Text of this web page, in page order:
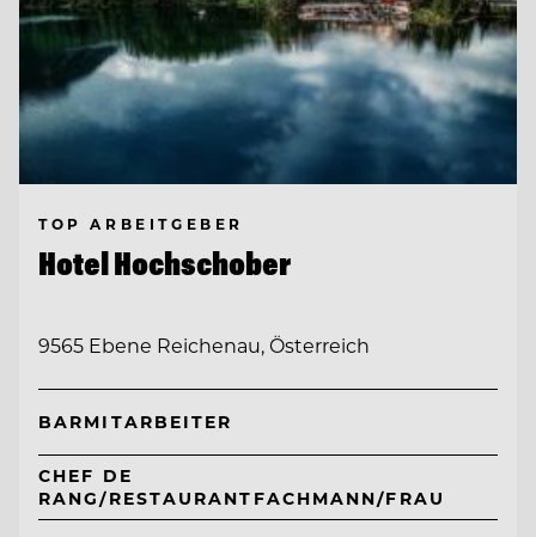
TOP ARBEITGEBER
Hotel Hochschober
9565 Ebene Reichenau, Österreich
BARMITARBEITER
CHEF DE
RANG/RESTAURANTFACHMANN/FRAU